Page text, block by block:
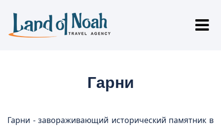
Гарни
Гарни - завораживающий исторический памятник в